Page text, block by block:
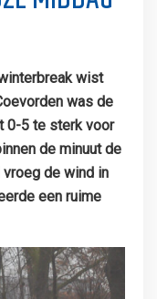
wist
was de
0-5 te sterk voor
de minuut de
vroeg de wind in
een ruime